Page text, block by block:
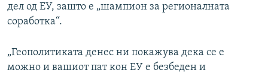
дел од ЕУ, зашто е „шампион за регионалната
соработка“.
„Геополитиката денес ни покажува дека се е
можно и вашиот пат кон ЕУ е безбеден и